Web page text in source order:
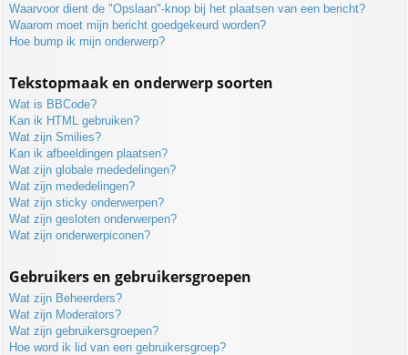
Waarvoor dient de "Opslaan"-knop bij het plaatsen van een bericht?
Waarom moet mijn bericht goedgekeurd worden?
Hoe bump ik mijn onderwerp?
Tekstopmaak en onderwerp soorten
Wat is BBCode?
Kan ik HTML gebruiken?
Wat zijn Smilies?
Kan ik afbeeldingen plaatsen?
Wat zijn globale mededelingen?
Wat zijn mededelingen?
Wat zijn sticky onderwerpen?
Wat zijn gesloten onderwerpen?
Wat zijn onderwerpiconen?
Gebruikers en gebruikersgroepen
Wat zijn Beheerders?
Wat zijn Moderators?
Wat zijn gebruikersgroepen?
Hoe word ik lid van een gebruikersgroep?